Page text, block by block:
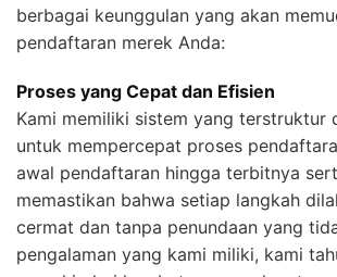
berbagai keunggulan yang akan
pendaftaran merek Anda:
Proses yang Cepat dan Efisien
Kami memiliki sistem yang terstruktur
untuk mempercepat proses
awal pendaftaran hingga terbitnya
memastikan bahwa setiap langkah
cermat dan tanpa penundaan yang
pengalaman yang kami miliki, kami